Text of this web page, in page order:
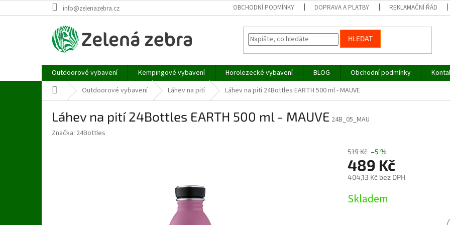
na
info@zelenazebra.cz OBCHODNÍ PODMÍNKY DOPRAVA A PLATBY REKLAMAČNÍ ŘÁD
HLEDAT
Outdoorové vybavení Kempingové vybavení Horolezecké vybavení BLOG Obchodní podmínky
Domů Outdoorové vybavení Láhev na pití Láhev na pití 24Bottles EARTH 500 ml - MAUVE
Láhev na pití 24Bottles EARTH 500 ml - MAUVE 24B_05_MAU
Značka: 24Bottles
519 Kč –5 %
489 Kč
404,13 Kč bez DPH
cena:
Skladem